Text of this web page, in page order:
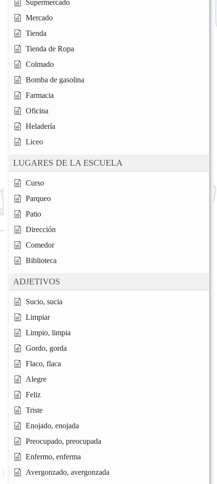
Supermercado
Mercado
Tienda
Tienda de Ropa
Colmado
Bomba de gasolina
Farmacia
Oficina
Heladería
Liceo
LUGARES DE LA ESCUELA
Curso
Parqueo
Patio
Dirección
Comedor
Biblioteca
ADJETIVOS
Sucio, sucia
Limpiar
Limpio, limpia
Gordo, gorda
Flaco, flaca
Alegre
Feliz
Triste
Enojado, enojada
Preocupado, preocupada
Enfermo, enferma
Avergonzado, avergonzada